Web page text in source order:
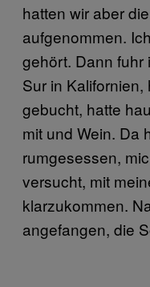
hatten wir aber
aufgenommen.
gehört. Dann
Sur in
gebucht, hatte
mit und Wein. Da
rumgesessen,
versucht, mit
klarzukommen.
angefangen, die